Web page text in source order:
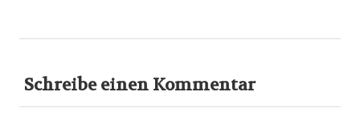
Schreibe einen Kommentar